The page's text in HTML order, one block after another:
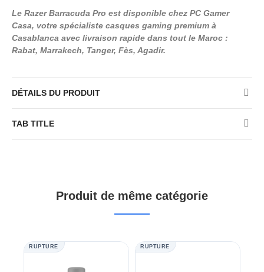
Le Razer Barracuda Pro est disponible chez PC Gamer
Casa, votre spécialiste casques gaming premium à
Casablanca avec livraison rapide dans tout le Maroc :
Rabat, Marrakech, Tanger, Fès, Agadir.
DÉTAILS DU PRODUIT
TAB TITLE
Produit de même catégorie
RUPTURE RUPTURE